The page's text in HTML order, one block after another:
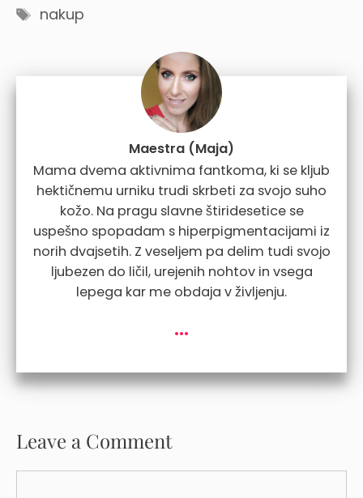
Tags
nakup
Maestra (Maja)
Mama dvema aktivnima fantkoma, ki se kljub
hektičnemu urniku trudi skrbeti za svojo suho
kožo. Na pragu slavne štiridesetice se
uspešno spopadam s hiperpigmentacijami iz
norih dvajsetih. Z veseljem pa delim tudi svojo
ljubezen do ličil, urejenih nohtov in vsega
lepega kar me obdaja v življenju.
...
Leave a Comment